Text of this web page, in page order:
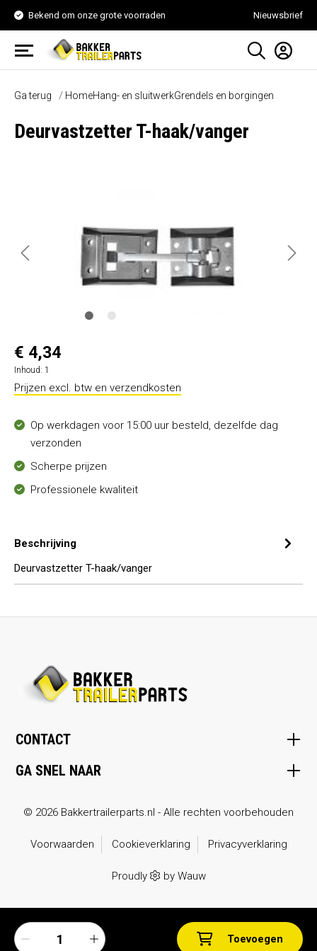
Bekend om onze grote voorraden Nieuwsbrief
Ga terug HomeHang- en sluitwerkGrendels en borgingen
Deurvastzetter T-haak/vanger
€ 4,34
Inhoud: 1
Prijzen excl. btw en verzendkosten
Toevoegen
Op werkdagen voor 15:00 uur besteld, dezelfde dag
verzonden
Scherpe prijzen
Professionele kwaliteit
Beschrijving
Deurvastzetter T-haak/vanger
CONTACT
GA SNEL NAAR
© 2026 Bakkertrailerparts.nl - Alle rechten voorbehouden
Voorwaarden Cookieverklaring Privacyverklaring
Proudly by Wauw